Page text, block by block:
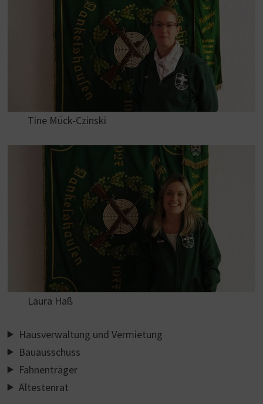
Tine Mück-Czinski
Laura Haß
Hausverwaltung und Vermietung
Bauausschuss
Fahnenträger
Ältestenrat